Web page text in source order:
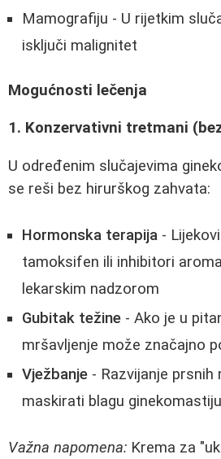
Mamografiju - U rijetkim
isključi malignitet
Mogućnosti lečenja
1. Konzervativni tretmani
U određenim slučajevima
se reši bez hirurškog zahvata:
Hormonska terapija -
tamoksifen ili inhibitori
lekarskim nadzorom
Gubitak težine - Ako je u
mršavljenje može značajno
Vježbanje - Razvijanje prsnih
maskirati blagu ginekomastiju
Važna napomena: Krema za